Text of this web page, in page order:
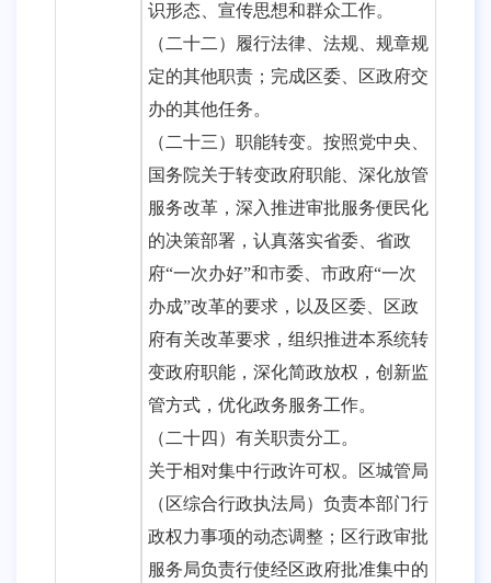
识形态、宣传思想和群众工作。
（二十二）履行法律、法规、规章规
定的其他职责；完成区委、区政府交
办的其他任务。
（二十三）职能转变。按照党中央、
国务院关于转变政府职能、深化放管
服务改革，深入推进审批服务便民化
的决策部署，认真落实省委、省政
府“一次办好”和市委、市政府“一次
办成”改革的要求，以及区委、区政
府有关改革要求，组织推进本系统转
变政府职能，深化简政放权，创新监
管方式，优化政务服务工作。
（二十四）有关职责分工。
关于相对集中行政许可权。区城管局
（区综合行政执法局）负责本部门行
政权力事项的动态调整；区行政审批
服务局负责行使经区政府批准集中的